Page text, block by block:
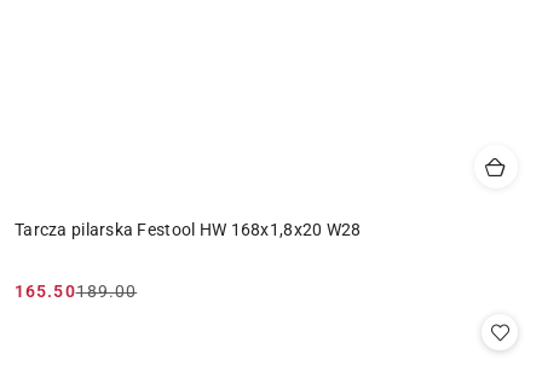
Tarcza pilarska Festool HW 168x1,8x20 W28
Cena
165.50
Cena
189.00